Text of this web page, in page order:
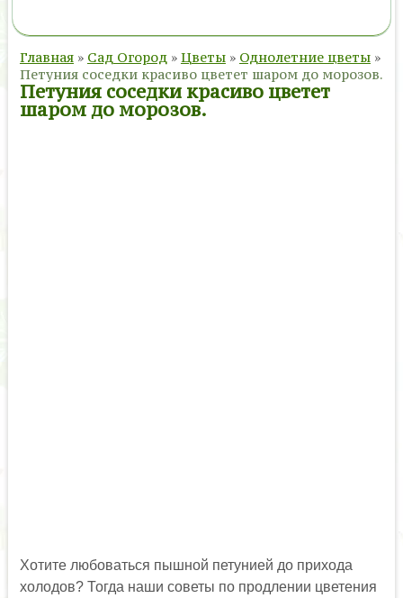
Главная » Сад Огород » Цветы » Однолетние цветы »
Петуния соседки красиво цветет шаром до морозов.
Петуния соседки красиво цветет
шаром до морозов.
Хотите любоваться пышной петунией до прихода
холодов? Тогда наши советы по продлении цветения